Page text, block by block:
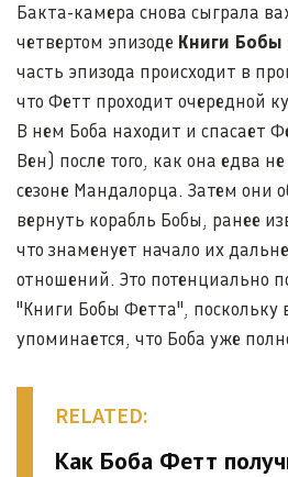
Бакта-камера снова сыграла
четвертом эпизоде Книги Бобы
часть эпизода происходит в
что Фетт проходит очередной
В нем Боба находит и спасает
Вен) после того, как она едва
сезоне Мандалорца. Затем они
вернуть корабль Бобы, ранее
что знаменует начало их
отношений. Это потенциально
"Книги Бобы Фетта", поскольку
упоминается, что Боба уже
RELATED:
Как Боба Фетт